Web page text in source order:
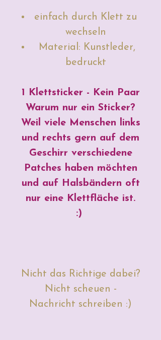
einfach durch Klett zu
wechseln
Material: Kunstleder,
bedruckt
1 Klettsticker - Kein Paar
Warum nur ein Sticker?
Weil viele Menschen links
und rechts gern auf dem
Geschirr verschiedene
Patches haben möchten
und auf Halsbändern oft
nur eine Klettfläche ist.
:)
Nicht das Richtige dabei?
Nicht scheuen -
Nachricht schreiben :)